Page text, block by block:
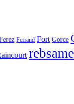
Ferrand Fort Gorce